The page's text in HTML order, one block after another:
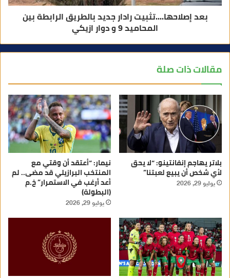
بعد إصلاحها....تثبيت رادار جديد بالطريق الرابطة بين
المحاميد 9 و دوار ازيكي
مقالات ذات صلة
بلاتر يهاجم إنفانتينو: “لا يحق
لأي شخص أن يبيع لعبتنا”
يوليو 29, 2026
نيمار: “أعتقد أن وقتي مع
المنتخب البرازيلي قد مضى.. لم
أعد أرغب في الاستمرار” خ.م
(البطولة)
يوليو 29, 2026